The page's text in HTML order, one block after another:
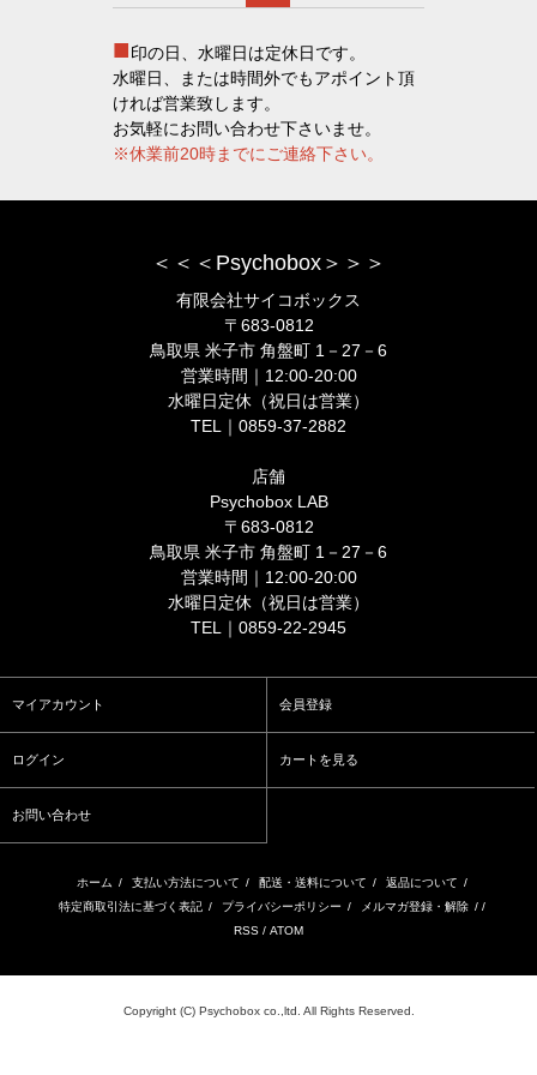
■印の日、水曜日は定休日です。
水曜日、または時間外でもアポイント頂
ければ営業致します。
お気軽にお問い合わせ下さいませ。
※休業前20時までにご連絡下さい。
＜＜＜Psychobox＞＞＞
有限会社サイコボックス
〒683-0812
鳥取県 米子市 角盤町 1－27－6
営業時間｜12:00-20:00
水曜日定休（祝日は営業）
TEL｜0859-37-2882
店舗
Psychobox LAB
〒683-0812
鳥取県 米子市 角盤町 1－27－6
営業時間｜12:00-20:00
水曜日定休（祝日は営業）
TEL｜0859-22-2945
マイアカウント 会員登録
ログイン カートを見る
お問い合わせ
ホーム / 支払い方法について / 配送・送料について / 返品について /
特定商取引法に基づく表記 / プライバシーポリシー / メルマガ登録・解除 / /
RSS / ATOM
Copyright (C) Psychobox co.,ltd. All Rights Reserved.